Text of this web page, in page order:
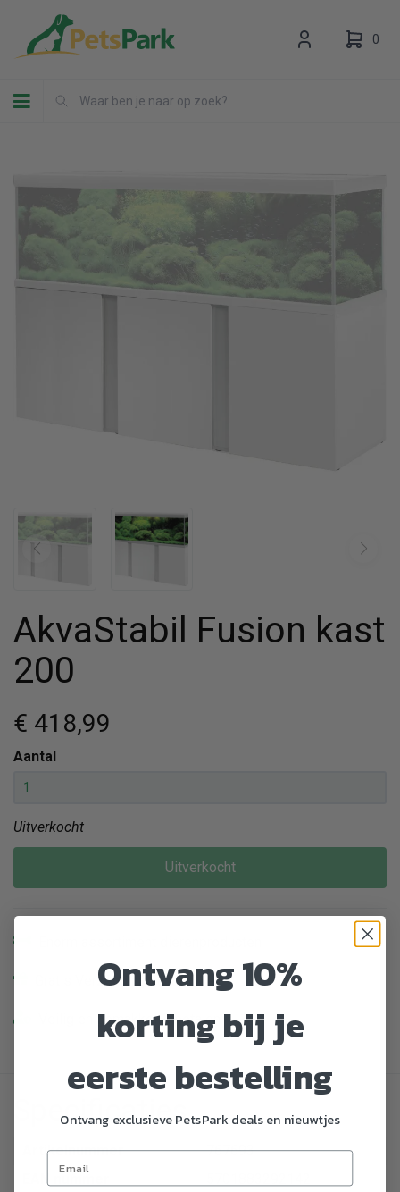
Toggle navigation
0
Uw winkelwagen is leeg.
Vul hem met producten.
AkvaStabil Fusion kast
200
€ 418,99
Aantal
Uitverkocht
Uitverkocht
Gratis Verzending vanaf € 39,-
Veilig en gemakkelijk betalen
Specificaties
Artikelnummer
767693
Ontvang 10%
korting bij je
eerste bestelling
Ontvang exclusieve PetsPark deals en nieuwtjes